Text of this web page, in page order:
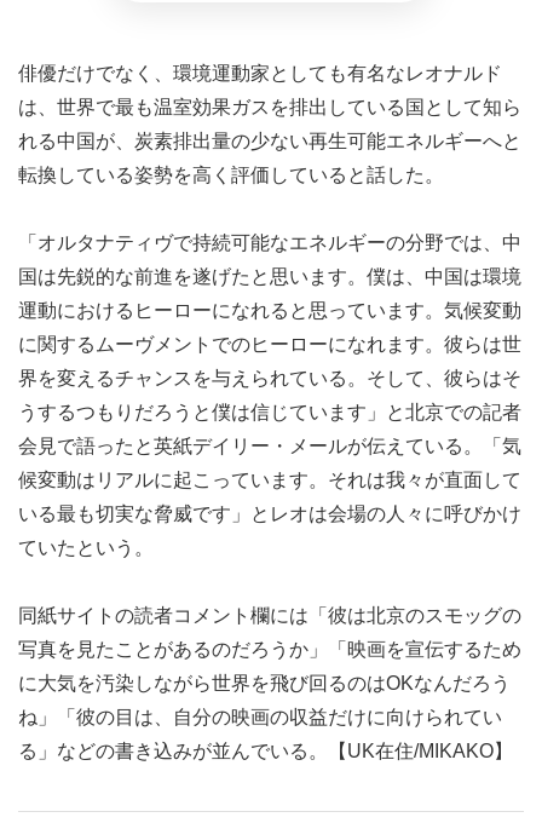
俳優だけでなく、環境運動家としても有名なレオナルド
は、世界で最も温室効果ガスを排出している国として知ら
れる中国が、炭素排出量の少ない再生可能エネルギーへと
転換している姿勢を高く評価していると話した。
「オルタナティヴで持続可能なエネルギーの分野では、中
国は先鋭的な前進を遂げたと思います。僕は、中国は環境
運動におけるヒーローになれると思っています。気候変動
に関するムーヴメントでのヒーローになれます。彼らは世
界を変えるチャンスを与えられている。そして、彼らはそ
うするつもりだろうと僕は信じています」と北京での記者
会見で語ったと英紙デイリー・メールが伝えている。「気
候変動はリアルに起こっています。それは我々が直面して
いる最も切実な脅威です」とレオは会場の人々に呼びかけ
ていたという。
同紙サイトの読者コメント欄には「彼は北京のスモッグの
写真を見たことがあるのだろうか」「映画を宣伝するため
に大気を汚染しながら世界を飛び回るのはOKなんだろう
ね」「彼の目は、自分の映画の収益だけに向けられてい
る」などの書き込みが並んでいる。【UK在住/MIKAKO】